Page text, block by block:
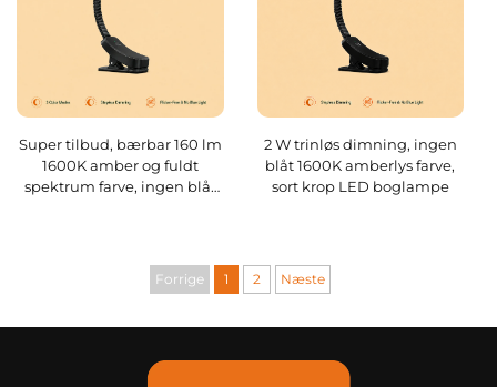
Super tilbud, bærbar 160 lm
1600K amber og fuldt
spektrum farve, ingen blåt
2 W trinløs dimning, ingen
blåt 1600K amberlys farve,
sort krop LED boglampe
Forrige 1 2 Næste